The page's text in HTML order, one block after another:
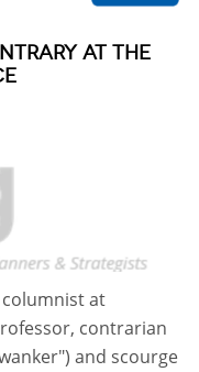
AT THE
at
contrarian
and scourge